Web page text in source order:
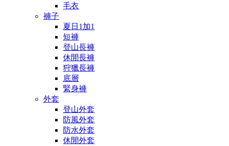
毛衣
褲子
夏日1加1
短褲
登山長褲
休閒長褲
狩獵長褲
底層
緊身褲
外套
登山外套
防風外套
防水外套
休閒外套